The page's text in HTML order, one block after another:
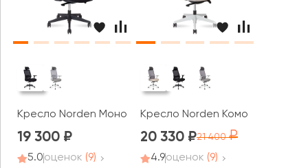
Кресло Norden Моно / Mono black
19 300
5.0оценок (9)
Кресло Norden Комо грэй /
20 330 21 400
4.9оценок (9)